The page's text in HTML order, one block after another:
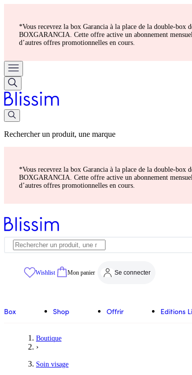
*Vous recevrez la box Garancia à la place de la double-box
BOXGARANCIA. Cette offre active un abonnement
d’autres offres promotionnelles en cours.
Rechercher un produit, une marque
*Vous recevrez la box Garancia à la place de la double-box
BOXGARANCIA. Cette offre active un abonnement
d’autres offres promotionnelles en cours.
Wishlist Mon panier Se connecter
Box Shop Offrir Editions
Boutique
›
Soin visage